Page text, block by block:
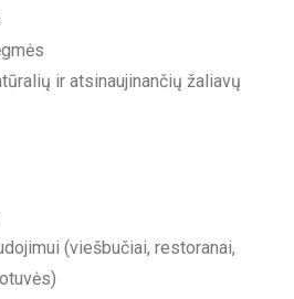
ir atsinaujinančių žaliavų
(viešbučiai, restoranai,